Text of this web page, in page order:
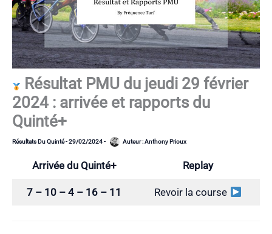
Résultat PMU du jeudi 29 février
2024 : arrivée et rapports du
Quinté+
Résultats Du Quinté-29/02/2024- Auteur :Anthony Prioux
Arrivée du Quinté+ Replay
7 – 10 – 4 – 16 – 11 Revoir la course